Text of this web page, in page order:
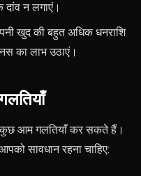
न लगाएं।
खुद की बहुत अधिक धनराशि
का लाभ उठाएं।
आम गलतियाँ कर सकते हैं।
सावधान रहना चाहिए: